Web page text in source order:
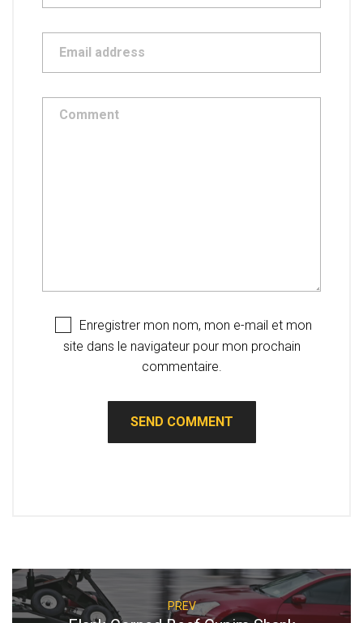
Enregistrer mon nom, mon e-mail et mon
site dans le navigateur pour mon prochain
commentaire.
PREV